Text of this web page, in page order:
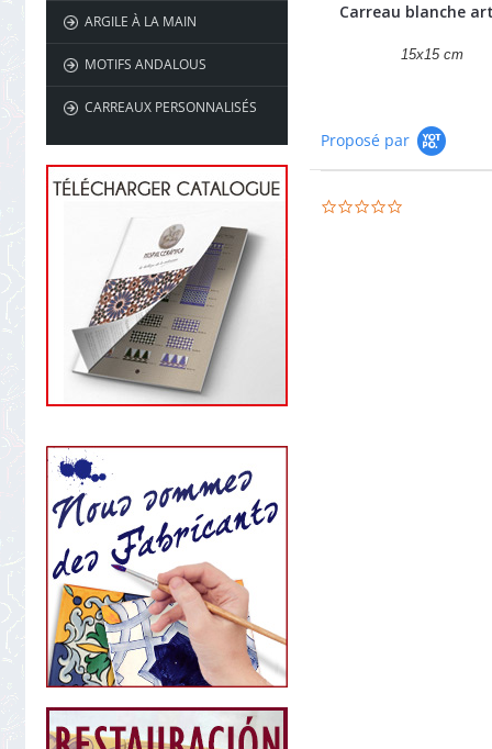
ARGILE À LA MAIN
MOTIFS ANDALOUS
CARREAUX PERSONNALISÉS
Carreau blanche
15x15 cm
Proposé par